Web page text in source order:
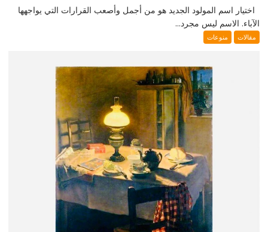
اختيار اسم المولود الجديد هو من أجمل وأصعب القرارات التي يواجهها
الآباء. الاسم ليس مجرد...
مقالات منوعات